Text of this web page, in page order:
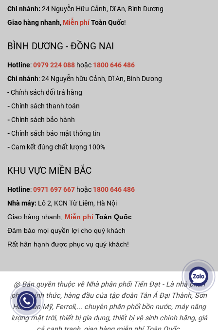
Chi nhánh: 24 Nguyễn Hữu Cảnh, Dĩ An, Bình Dương
Giao hàng nhanh, Miễn phíToàn Quốc!
BÌNH DƯƠNG - ĐỒNG NAI
Hotline:0979 224 088 hoặc 1800 646 486
Chi nhánh: 24 Nguyễn hữu Cảnh, Dĩ An, Bình Dương
-Chính sách đổi trả hàng
-Chính sách thanh toán
-Chính sách bảo hành
-Chính sách bảo mật thông tin
-Cam kết đúng chất lượng 100%
KHU VỰC MIỀN BẮC
Hotline:0971 697 667 hoặc 1800 646 486
Nhà máy: Lô 2, KCN Từ Liêm, Hà Nội
Giao hàng nhanh, Miễn phí Toàn Quốc
Đảm bảo mọi quyền lợi cho quý khách
Rất hân hạnh được phục vụ quý khách!
@ Bản quyền thuộc về Nhà phân phối Tiến Đạt - Là nhà phân
phối chính thức, hàng đầu của tập đoàn Tân Á Đại Thành, Sơn
Hà, Toàn Mỹ, Ferroli,... chuyên phân phối bồn nước, máy năng
lượng mặt trời, thiết bị gia dụng, thiết bị vệ sinh chính hãng, giá